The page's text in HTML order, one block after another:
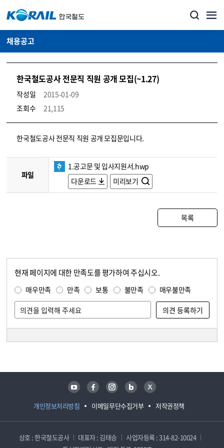
채용공고
한국철도공사 전문직 직원 공개 모집(~1.27)
작성일
2015-01-09
조회수
21,115
코레일소개_경영공시_채용공고 상세보기 – 내용, 파일, 담당자 연락처로 구성
한국철도공사 전문직 직원 공개 모집문입니다.
파일
1.공고문 및 입사지원서.hwp
다운로드
미리보기
목록
현재 페이지에 대한 만족도를 평가하여 주십시오.
매우만족 만족 보통 불만족 매우불만족
개인정보처리방침 이메일무단수집거부 저작권정책
유튜브 페이스북 인스타그램 블로그 트위터
상호 : 한국철도공사 대표자 : 김태승
사업자등록 : 314-82-10024